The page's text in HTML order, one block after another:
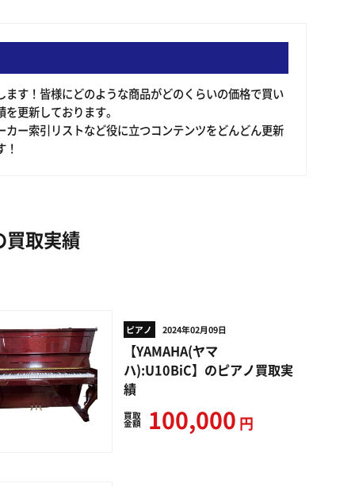
す！皆様にどのような商品がどのくらいの価格で買い
更新しております。
ー索引リストなど役に立つコンテンツをどんどん更新
買取実績
ピアノ 2024年02月09日
【YAMAHA(ヤマ
ハ):U10BiC】のピアノ買取実
績
買取
金額 100,000 円